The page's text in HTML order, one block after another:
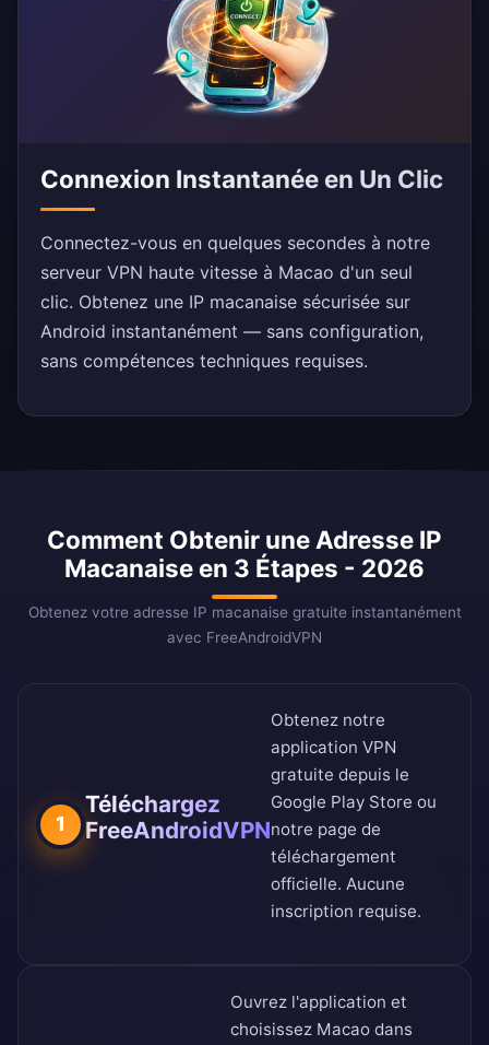
Connexion Instantanée en Un Clic
Connectez-vous en quelques secondes à notre
serveur VPN haute vitesse à Macao d'un seul
clic. Obtenez une IP macanaise sécurisée sur
Android instantanément — sans configuration,
sans compétences techniques requises.
Comment Obtenir une Adresse IP
Macanaise en 3 Étapes - 2026
Obtenez votre adresse IP macanaise gratuite instantanément
avec FreeAndroidVPN
1
Téléchargez
FreeAndroidVPN
Obtenez notre
application VPN
gratuite depuis le
Google Play Store ou
notre page de
téléchargement
officielle. Aucune
inscription requise.
Ouvrez l'application et
choisissez Macao dans